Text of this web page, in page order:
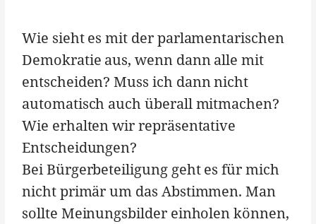
Wie sieht es mit der parlamentarischen
Demokratie aus, wenn dann alle mit
entscheiden? Muss ich dann nicht
automatisch auch überall mitmachen?
Wie erhalten wir repräsentative
Entscheidungen?
Bei Bürgerbeteiligung geht es für mich
nicht primär um das Abstimmen. Man
sollte Meinungsbilder einholen können,